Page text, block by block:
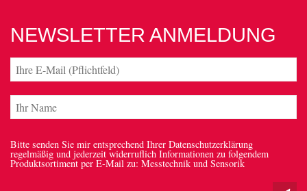
NEWSLETTER ANMELDUNG
Bitte senden Sie mir entsprechend Ihrer Datenschutzerklärung
regelmäßig und jederzeit widerruflich Informationen zu folgendem
Produktsortiment per E-Mail zu: Messtechnik und Sensorik